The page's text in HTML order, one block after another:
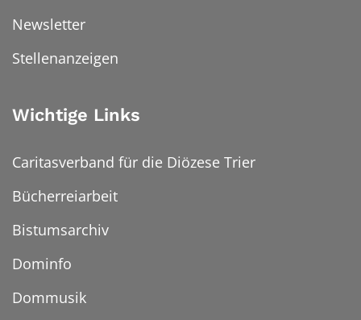
Newsletter
Stellenanzeigen
Wichtige Links
Caritasverband für die Diözese Trier
Bücherreiarbeit
Bistumsarchiv
Dominfo
Dommusik